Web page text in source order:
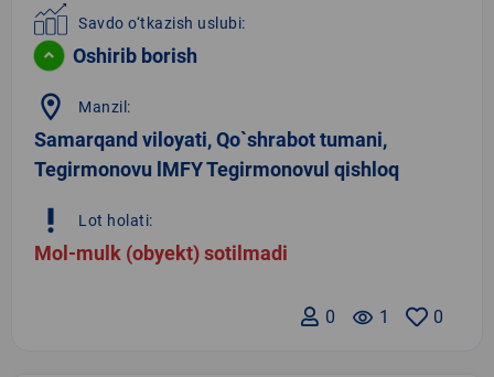
Savdo o‘tkazish uslubi:
Oshirib borish
location_on Manzil:
Samarqand viloyati, Qo`shrabot tumani,
Tegirmonovu lMFY Tegirmonovul qishloq
priority_high Lot holati:
Mol-mulk (obyekt) sotilmadi
0
remove_red_eye 1
0